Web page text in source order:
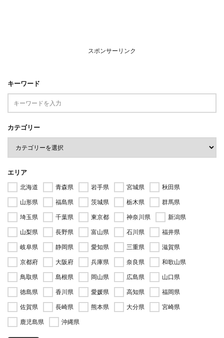
スポンサーリンク
キーワード
カテゴリー
エリア
北海道 青森県 岩手県 宮城県
秋田県
山形県
福島県 茨城県 栃木県
群馬県
埼玉県
千葉県 東京都 神奈川県
新潟県
山梨県
長野県 富山県 石川県
福井県
岐阜県
静岡県 愛知県 三重県
滋賀県
京都府
大阪府 兵庫県 奈良県
和歌山県
鳥取県
島根県 岡山県 広島県
山口県
徳島県
香川県 愛媛県 高知県
福岡県
佐賀県
長崎県 熊本県 大分県
宮崎県
鹿児島県
沖縄県